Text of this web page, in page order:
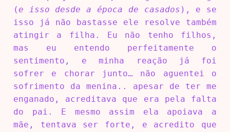
(e isso desde a época de casados ), e se
isso já não bastasse ele resolve também
atingir a filha. Eu não tenho filhos,
mas eu entendo perfeitamente o
sentimento, e minha reação já foi
sofrer e chorar junto… não aguentei o
sofrimento da menina.. apesar de ter me
enganado, acreditava que era pela falta
do pai. E mesmo assim ela apoiava a
mãe, tentava ser forte, e acredito que